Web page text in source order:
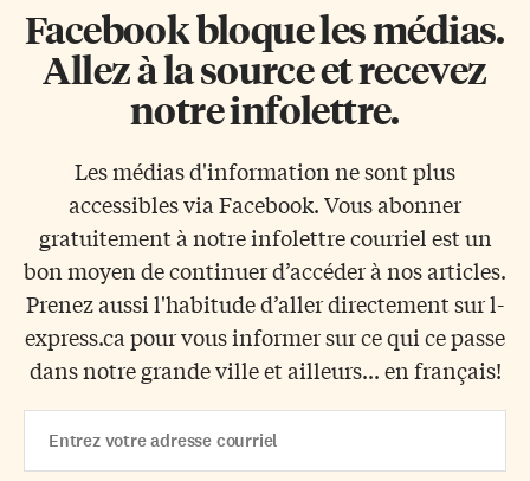
Facebook bloque les médias.
Allez à la source et recevez
notre infolettre.
Les médias d'information ne sont plus
accessibles via Facebook. Vous abonner
gratuitement à notre infolettre courriel est un
bon moyen de continuer d’accéder à nos articles.
Prenez aussi l'habitude d’aller directement sur l-
express.ca pour vous informer sur ce qui ce passe
dans notre grande ville et ailleurs... en français!
Address